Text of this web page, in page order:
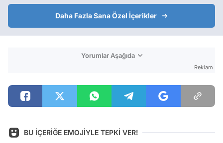
Daha Fazla Sana Özel İçerikler
Yorumlar Aşağıda
Reklam
BU İÇERİĞE EMOJİYLE TEPKİ VER!